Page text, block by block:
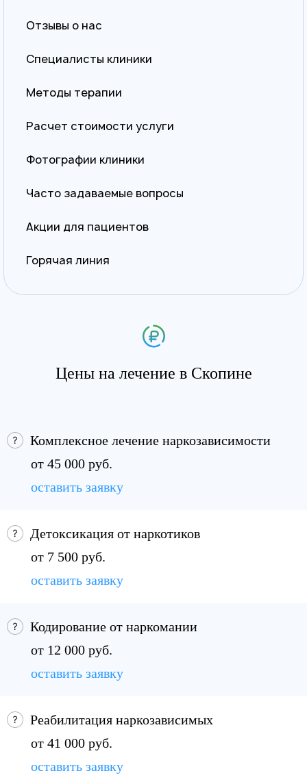
Отзывы о нас
Специалисты клиники
Методы терапии
Расчет стоимости услуги
Фотографии клиники
Часто задаваемые вопросы
Акции для пациентов
Горячая линия
Цены на лечение в Скопине
Комплексное лечение наркозависимости
от 45 000 руб.
оставить заявку
Детоксикация от наркотиков
от 7 500 руб.
оставить заявку
Кодирование от наркомании
от 12 000 руб.
оставить заявку
Реабилитация наркозависимых
от 41 000 руб.
оставить заявку